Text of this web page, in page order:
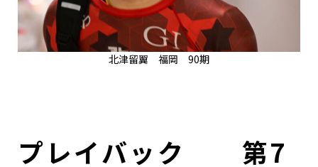
北津留翼 福岡 90期
プレイバック 第7